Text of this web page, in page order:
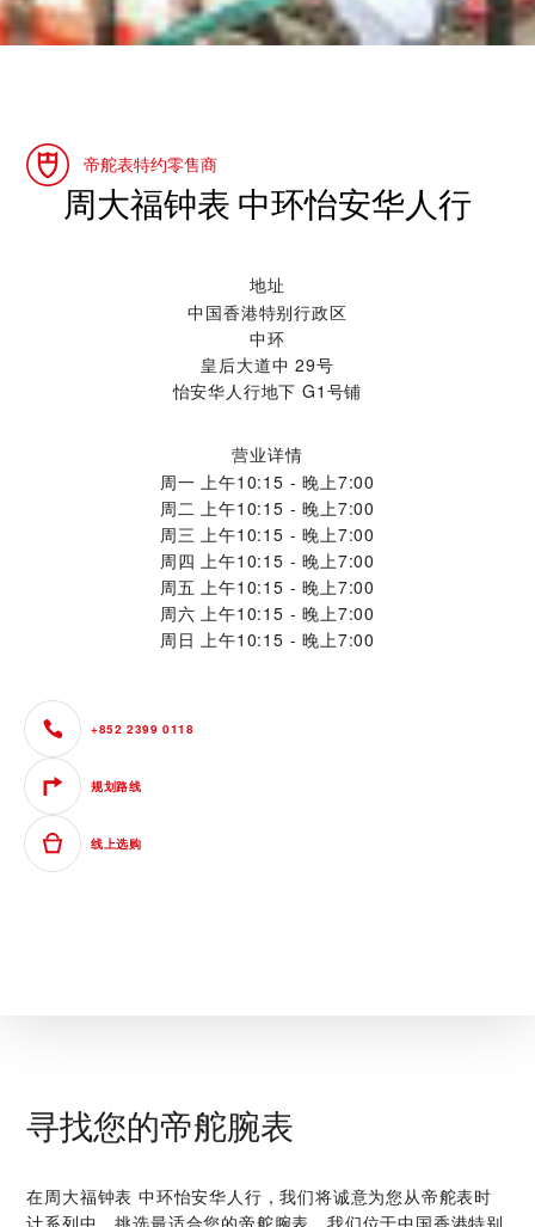
帝舵表特约零售商
‭周大福钟表 中环怡安华人行‬
地址
中国香港特别行政区
中环
皇后大道中 29号
怡安华人行地下 G1号铺
营业详情
周一 上午10:15 - 晚上7:00
周二 上午10:15 - 晚上7:00
周三 上午10:15 - 晚上7:00
周四 上午10:15 - 晚上7:00
周五 上午10:15 - 晚上7:00
周六 上午10:15 - 晚上7:00
周日 上午10:15 - 晚上7:00
+852 2399 0118
规划路线
线上选购
寻找您的帝舵腕表
在‭周大福钟表 中环怡安华人行‬，我们将诚意为您从帝舵表时